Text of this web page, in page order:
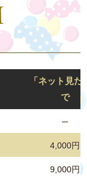
「ネット見た
で
─
4,000円
9,000円